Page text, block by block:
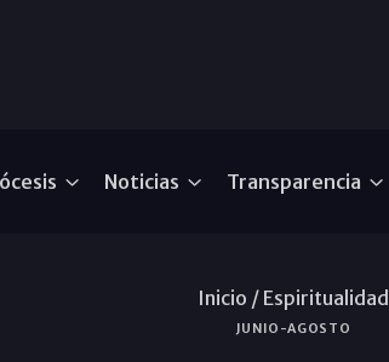
Noticias Transparencia
Inicio / Espiritualidad
JUNIO-AGOSTO